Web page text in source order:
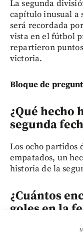
La segunda
capítulo inusual a
será recordada
vista en el fútbol
repartieron
victoria.
Bloque de
¿Qué hecho
segunda
Los ocho partidos
empatados, un
historia de la
¿Cuántos
goles en la
Cuatro partidos